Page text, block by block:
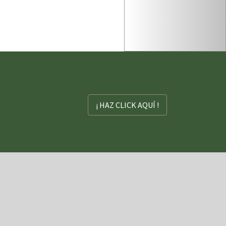
¡ HAZ CLICK AQUÍ !